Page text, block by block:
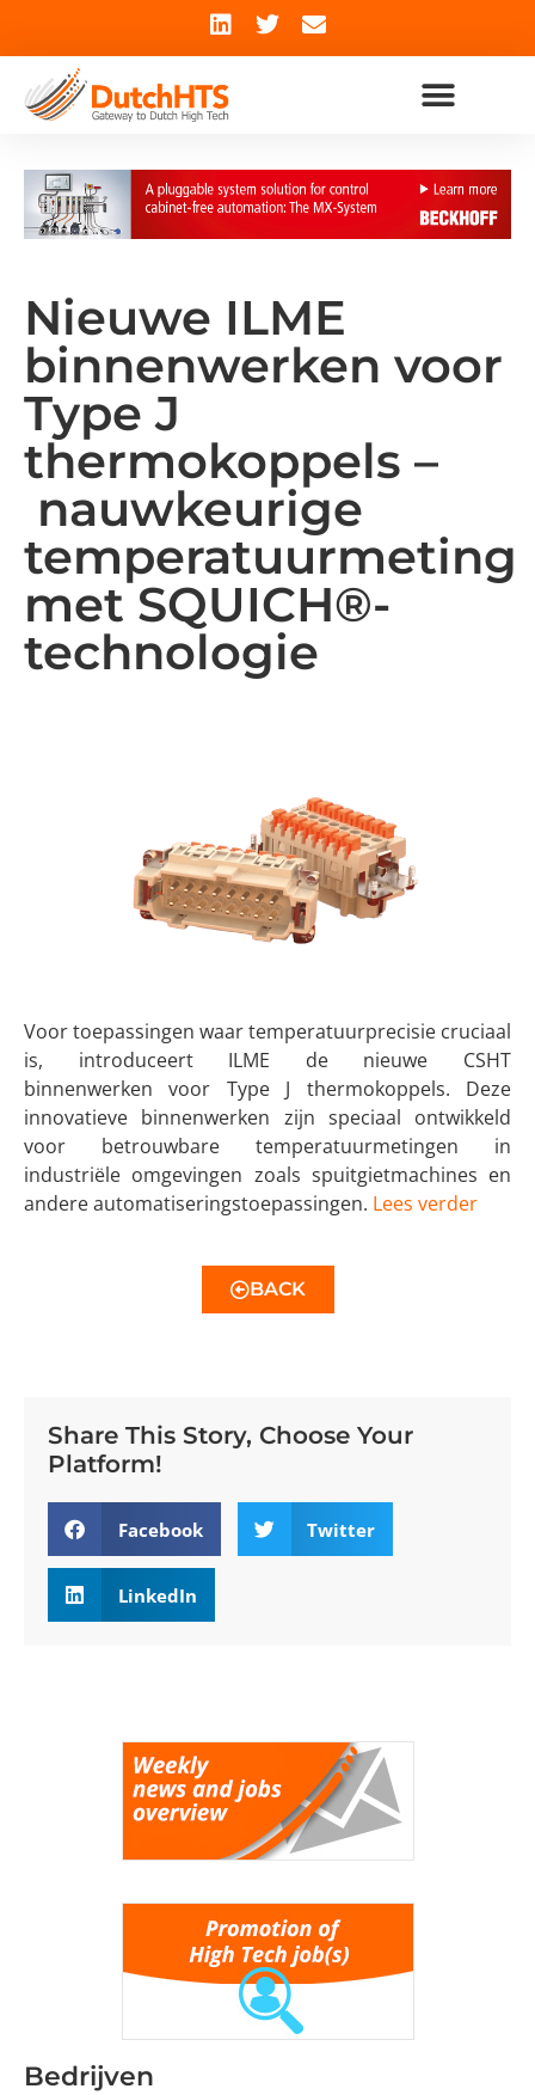
Nieuwe ILME
binnenwerken voor
Type J
thermokoppels –
nauwkeurige
temperatuurmeting
met SQUICH®-
technologie
Voor toepassingen waar temperatuurprecisie cruciaal
is, introduceert ILME de nieuwe CSHT
binnenwerken voor Type J thermokoppels. Deze
innovatieve binnenwerken zijn speciaal ontwikkeld
voor betrouwbare temperatuurmetingen in
industriële omgevingen zoals spuitgietmachines en
andere automatiseringstoepassingen. Lees verder
BACK
Share This Story, Choose Your
Platform!
Facebook Twitter
LinkedIn
Bedrijven